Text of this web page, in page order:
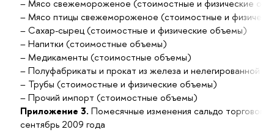
– Мясо свежемороженое (стоимостные и физические
– Мясо птицы свежемороженое (стоимостные и
– Сахар-сырец (стоимостные и физические объемы)
– Напитки (стоимостные объемы)
– Медикаменты (стоимостные объемы)
– Полуфабрикаты и прокат из железа и нелегированной
– Трубы (стоимостные и физические объемы)
– Прочий импорт (стоимостные объемы)
Приложение 3. Помесячные изменения сальдо торгового
сентябрь 2009 года